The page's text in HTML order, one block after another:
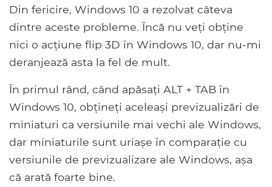
Din fericire, Windows 10 a rezolvat câteva
dintre aceste probleme. Încă nu veți obține
nici o acțiune flip 3D în Windows 10, dar nu-mi
deranjează asta la fel de mult.
În primul rând, când apăsați ALT + TAB în
Windows 10, obțineți aceleași previzualizări de
miniaturi ca versiunile mai vechi ale Windows,
dar miniaturile sunt uriașe în comparație cu
versiunile de previzualizare ale Windows, așa
că arată foarte bine.